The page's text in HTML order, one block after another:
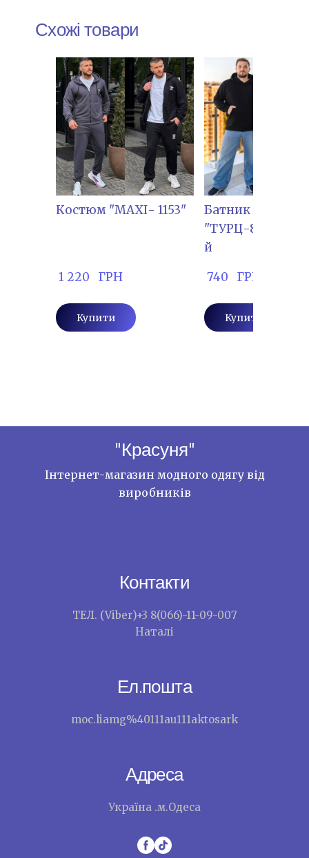
Схожі товари
Костюм "МАХІ- 1153"
1 220   ГРН
Купити
Батник
"ТУРЦ-
й
740   ГРН
Купити
"Красуня"
Інтернет-магазин модного одягу від
виробників
Контакти
ТЕЛ. (Viber)+3 8(066)-11-09-007
Наталі
Ел.пошта
moc.liamg%40111au111aktosark
Адреса
Україна .м.Одеса